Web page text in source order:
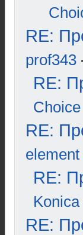
RE:
prof343
RE:
Choice
RE:
element
RE:
Konica
RE: